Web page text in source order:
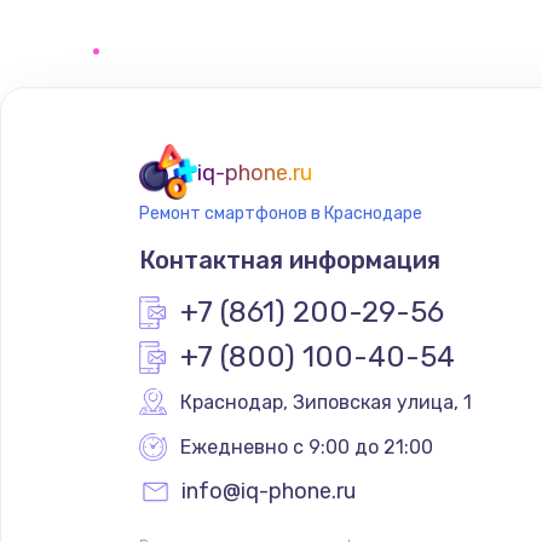
Замена кнопок громкости
iq-phone.ru
Ремонт смартфонов в Краснодаре
Контактная информация
+7 (861) 200-29-56
+7 (800) 100-40-54
Краснодар, Зиповская улица, 1
Ежедневно с 9:00 до 21:00
info@iq-phone.ru